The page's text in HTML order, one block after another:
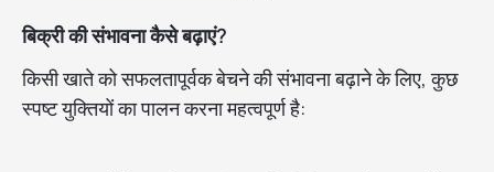
बिक्री की संभावना कैसे बढ़ाएं?
किसी खाते को सफलतापूर्वक बेचने की संभावना बढ़ाने के लिए, कुछ
स्पष्ट युक्तियों का पालन करना महत्वपूर्ण है: